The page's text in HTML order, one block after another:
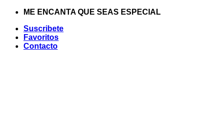
Saltar
contenido
ME ENCANTA QUE SEAS ESPECIAL
Suscribete
Favoritos
Contacto